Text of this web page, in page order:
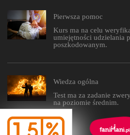
Pierwsza pomoc
Kurs ma na celu
umiejętności udzielania
poszkodowanym.
Wiedza ogólna
Test ma za zadanie
na poziomie średnim.